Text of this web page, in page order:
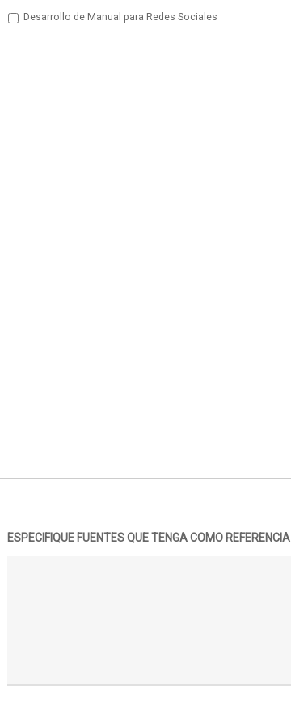
Desarrollo de Manual para Redes Sociales
ESPECIFIQUE FUENTES QUE TENGA COMO REFERENCIA